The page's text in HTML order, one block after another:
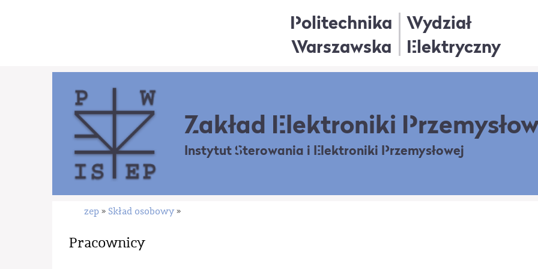
Politechnika
Warszawska
Wydział
Elektryczny
Zakład Elektroniki
Instytut Sterowania i Elektroniki Przemysłowej
zep » Skład osobowy »
Pracownicy